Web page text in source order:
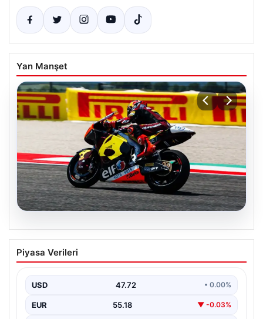
Yan Manşet
Deniz Öncü, İngiltere’de Tarihi Bir Başarı
Elde Etti
gelişmelerden biri olarak, genç ve yetenekli sporcu
Deniz Öncü, İngiltere’de…
Piyasa Verileri
USD 47.72 • 0.00%
EUR 55.18 ▼ -0.03%